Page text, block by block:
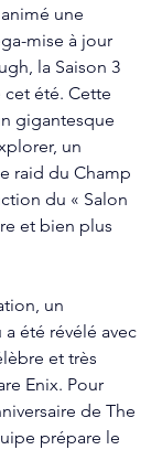
une
mise à jour
la Saison 3
cet été. Cette
gigantesque
un
raid du Champ
du « Salon
et bien plus
un
été révélé avec
et très
Enix. Pour
de The
prépare le